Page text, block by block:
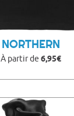
NORTHERN
À partir de 6,95€